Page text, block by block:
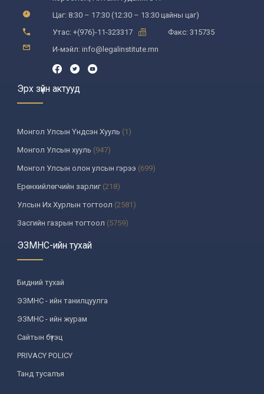
Цаг: 8:30 – 17:30 (12:30 – 13:30 цайны цаг)
Утас: +(976)-11-323317
Факс: 315735
И-мэйл: info@legalinstitute.mn
Эрх зүйн актууд
Монгол Улсын Үндсэн Хууль (1)
Монгол Улсын хууль (947)
Монгол Улсын олон улсын гэрээ (699)
Ерөнхийлөгчийн зарлиг(218)
Улсын Их Хурлын тогтоол (2581)
Засгийн газрын тогтоол (5759)
Үндсэн хуулийн цэцийн шийдвэр
Улсын дээд шүүхийн тогтоол
УИХ-аас томилогддог байгууллагын дарга, түүнтэй адилтгах албан
тушаалтны шийдвэр
Сайдын тушаал(987)
Засгийн газрын агентлагийн даргын тушаал
Хууль, хяналтын байгууллага
Төрийн зарим чиг үүргийг хууль болон гэрээний үндсэн дээр
хэрэгжүүлж буй байгууллага
ЭЗМНС-ийн тухай
Бидний тухай
ЭЗМНС - ийн танилцуулга
ЭЗМНС - ийн журам
Сайтын бүтэц
PRIVACY POLICY
Танд тусалъя